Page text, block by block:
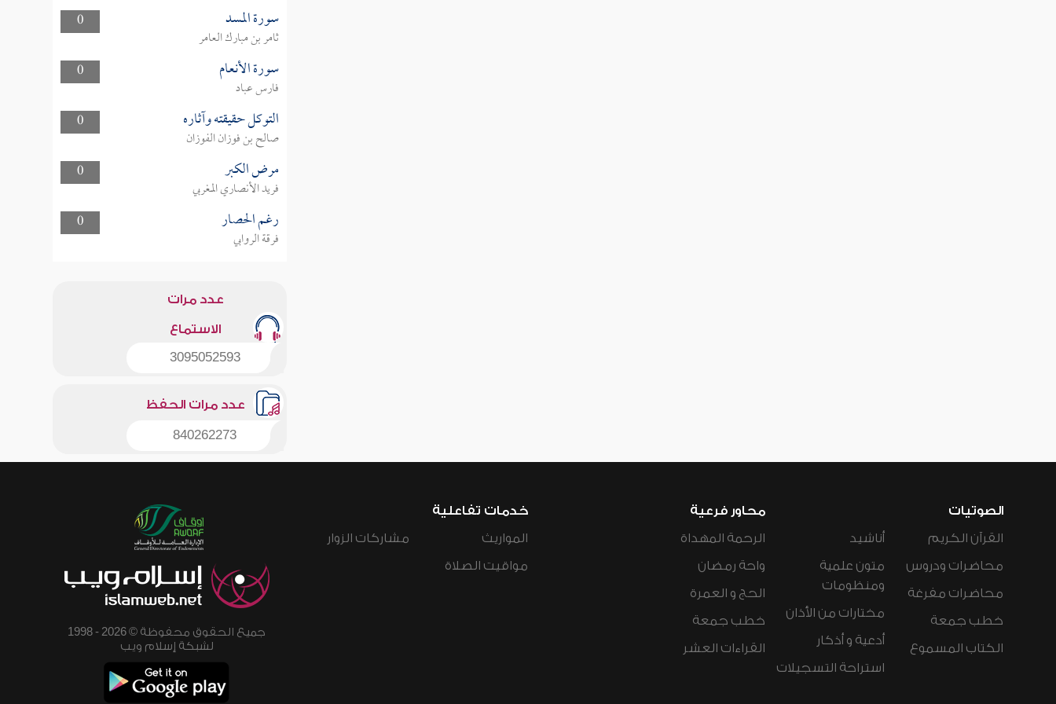
0 سورة المسد
ثامر بن مبارك العامر
0
سورة الأنعام
فارس عباد
0
التوكل حقيقته وآثاره
صالح بن فوزان الفوزان
0
مرض الكبر
فريد الأنصاري المغربي
0
رغم الحصار
فرقة الروابي
عدد مرات
الاستماع
3095052593
عدد مرات الحفظ
840262273
الصوتيات
القرآن الكريم
محاضرات ودروس
محاضرات مفرغة
خطب جمعة
الكتاب المسموع
أناشيد
متون علمية
ومنظومات
مختارات من الأذان
أدعية و أذكار
استراحة التسجيلات
محاور فرعية
الرحمة المهداة
واحة رمضان
الحج و العمرة
خطب جمعة
القراءات العشر
خدمات تفاعلية
المواريث
مواقيت الصلاة
مشاركات الزوار
جميع الحقوق محفوظة © 2026 - 1998
لشبكة إسلام ويب